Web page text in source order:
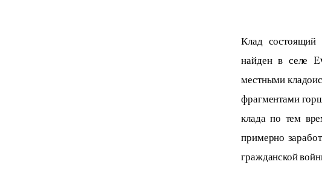
Клад
найден в селе
местными
фрагментами
клада по тем
примерно
гражданской